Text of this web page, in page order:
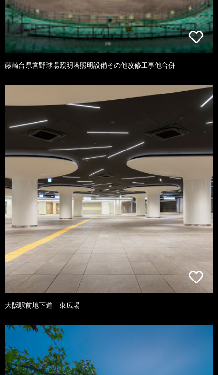
藤崎台県営野球場照明塔照明設備その他改修工事他合併
大阪駅前地下道 東広場